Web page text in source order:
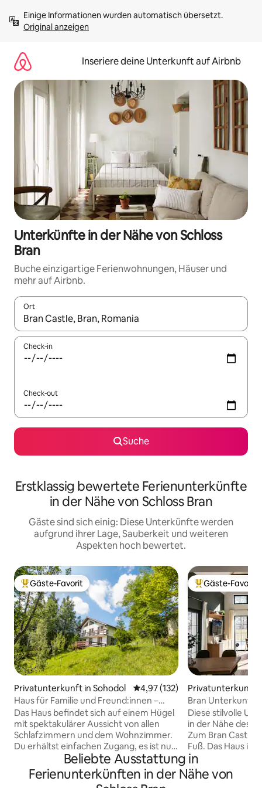
Inhalten
springenOriginal anzeigen
Inseriere deine Unterkunft auf Airbnb
Unterkünfte in der Nähe von Schloss
Bran
Buche einzigartige Ferienwohnungen, Häuser und
mehr auf Airbnb.
Ort
Wenn Ergebnisse verfügbar sind, navigiere mit den
Check-in
Check-out
Suche
Erstklassig bewertete Ferienunterkünfte
in der Nähe von Schloss Bran
Gäste sind sich einig: Diese Unterkünfte werden
aufgrund ihrer Lage, Sauberkeit und weiteren
Aspekten hoch bewertet.
Beliebter Gäste-Favorit.
Gäste-Favorit
Privatunterkunft in Sohodol Durchschnittliche Bewertung:
4,97 (132)
Haus für Familie und Freund:innen –
Wandern, Laufen, Radfahren
Das Haus befindet sich auf einem Hügel
mit spektakulärer Aussicht von allen
Schlafzimmern und dem Wohnzimmer.
Du erhältst einfachen Zugang, es ist nur
2 km von „Draculas Schloss“ entfernt.
Dies ist ein Ort, an dem wir wertvolle Zeit
mit unseren Kindern und Freunden
Beliebter Gäste-
Gäste-Favorit
Privatunterkunft
Bran Unterkunft
Nähe von Schloss
Diese stilvolle
in der Nähe des
Zum Bran Castle
Fuß. Das Haus
einfach zu
vieler
Wir bieten einen
Beliebte Ausstattung in
Ferienunterkünften in der Nähe von